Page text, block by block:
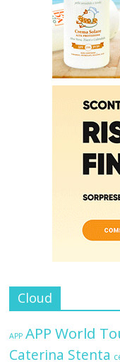
Cloud
APP APP World
Caterina Stenta